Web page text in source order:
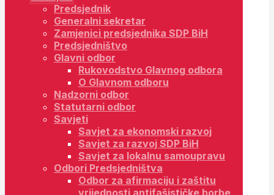
Predsjednik
Generalni sekretar
Zamjenici predsjednika SDP BiH
Predsjedništvo
Glavni odbor
Rukovodstvo Glavnog odbora
O Glavnom odboru
Nadzorni odbor
Statutarni odbor
Savjeti
Savjet za ekonomski razvoj
Savjet za razvoj SDP BiH
Savjet za lokalnu samoupravu
Odbori Predsjedništva
Odbor za afirmaciju i zaštitu
vrijednosti antifašističke borbe